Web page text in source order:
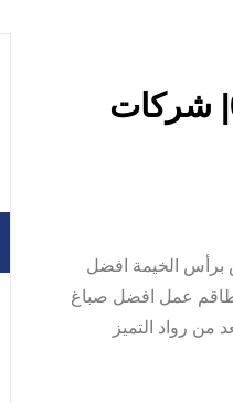
صباغ في راس الخيمة |0557821580| شركات
صباغ رخيص برأس الخيمة افضل
بطاقم عمل افضل صباغ
رواد التميز